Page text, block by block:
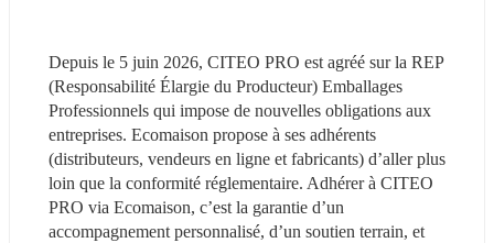
Depuis le 5 juin 2026, CITEO PRO est agréé sur la REP
(Responsabilité Élargie du Producteur) Emballages
Professionnels qui impose de nouvelles obligations aux
entreprises. Ecomaison propose à ses adhérents
(distributeurs, vendeurs en ligne et fabricants) d’aller plus
loin que la conformité réglementaire. Adhérer à CITEO
PRO via Ecomaison, c’est la garantie d’un
accompagnement personnalisé, d’un soutien terrain, et